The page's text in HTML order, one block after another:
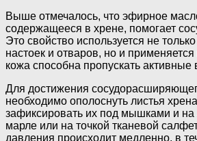
Выше отмечалось, что эфирное
содержащееся в хрене, помогает
Это свойство используется не
настоек и отваров, но и
кожа способна пропускать активные
Для достижения
необходимо ополоснуть листья
зафиксировать их под мышками и на
марле или на точкой тканевой
давления происходит медленно, в